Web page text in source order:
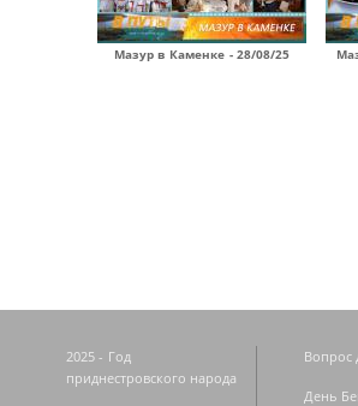
Мазур в Каменке - 28/08/25
2025 - Год
приднестровского народа
Вопрос
День